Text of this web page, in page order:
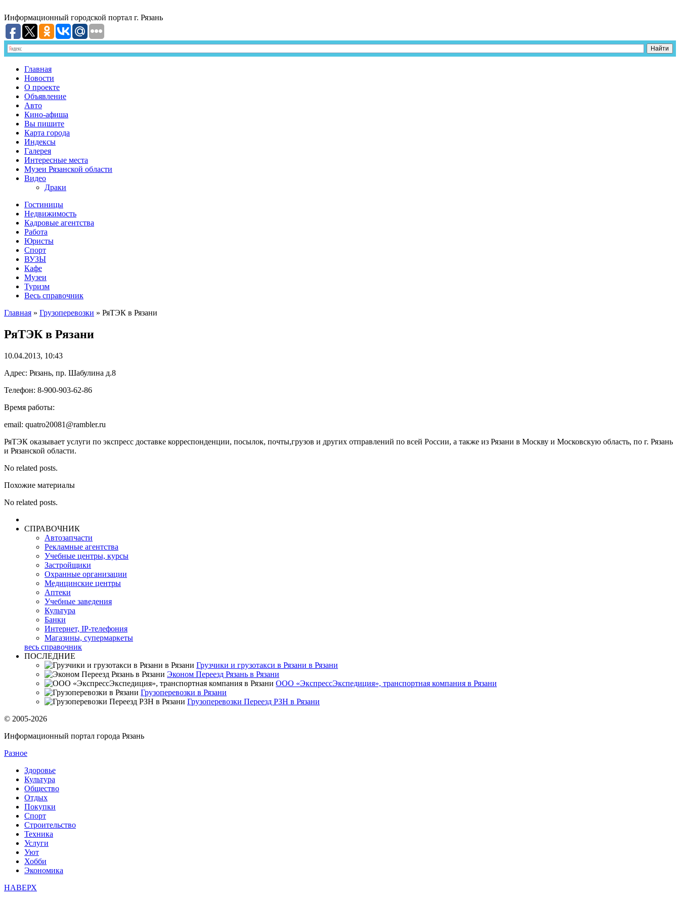
Информационный городской портал г. Рязань
Главная
Новости
О проекте
Объявление
Авто
Кино-афиша
Вы пишите
Карта города
Индексы
Галерея
Интересные места
Музеи Рязанской области
Видео
Драки
Гостиницы
Недвижимость
Кадровые агентства
Работа
Юристы
Спорт
ВУЗЫ
Кафе
Музеи
Туризм
Весь справочник
Главная » Грузоперевозки » РяТЭК в Рязани
РяТЭК в Рязани
10.04.2013, 10:43
Адрес: Рязань, пр. Шабулина д.8
Телефон: 8-900-903-62-86
Время работы:
email: quatro20081@rambler.ru
РяТЭК оказывает услуги по экспресс доставке корреспонденции, посылок, почты,грузов и других отправлений по всей России, а также из Рязани в Москву и Московскую область, по г. Рязань
и Рязанской области.
No related posts.
Похожие материалы
No related posts.
СПРАВОЧНИК
Автозапчасти
Рекламные агентства
Учебные центры, курсы
Застройщики
Охранные организации
Медицинские центры
Аптеки
Учебные заведения
Культура
Банки
Интернет, IP-телефония
Магазины, супермаркеты
весь справочник
ПОСЛЕДНИЕ
Грузчики и грузотакси в Рязани в Рязани
Эконом Переезд Рязань в Рязани
ООО «ЭкспрессЭкспедиция», транспортная компания в Рязани
Грузоперевозки в Рязани
Грузоперевозки Переезд РЗН в Рязани
© 2005-2026
Информационный портал города Рязань
Разное
Здоровье
Культура
Общество
Отдых
Покупки
Спорт
Строительство
Техника
Услуги
Уют
Хобби
Экономика
НАВЕРХ